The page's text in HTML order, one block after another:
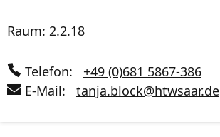
Raum: 2.2.18
Telefon:
+49 (0)681 5867-386
E-Mail:
tanja.block@htwsaar.de